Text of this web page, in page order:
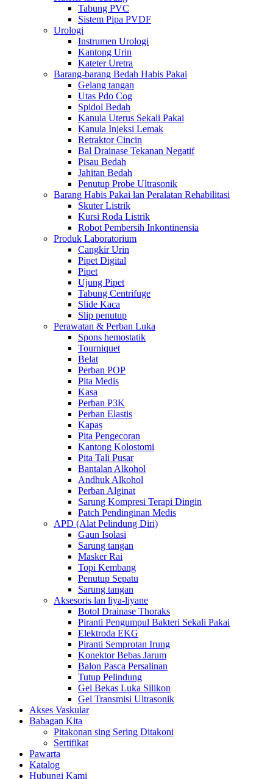
Tabung PVC
Sistem Pipa PVDF
Urologi
Instrumen Urologi
Kantong Urin
Kateter Uretra
Barang-barang Bedah Habis Pakai
Gelang tangan
Utas Pdo Cog
Spidol Bedah
Kanula Uterus Sekali Pakai
Kanula Injeksi Lemak
Retraktor Cincin
Bal Drainase Tekanan Negatif
Pisau Bedah
Jahitan Bedah
Penutup Probe Ultrasonik
Barang Habis Pakai lan Peralatan Rehabilitasi
Skuter Listrik
Kursi Roda Listrik
Robot Pembersih Inkontinensia
Produk Laboratorium
Cangkir Urin
Pipet Digital
Pipet
Ujung Pipet
Tabung Centrifuge
Slide Kaca
Slip penutup
Perawatan & Perban Luka
Spons hemostatik
Tourniquet
Belat
Perban POP
Pita Medis
Kasa
Perban P3K
Perban Elastis
Kapas
Pita Pengecoran
Kantong Kolostomi
Pita Tali Pusar
Bantalan Alkohol
Andhuk Alkohol
Perban Alginat
Sarung Kompresi Terapi Dingin
Patch Pendinginan Medis
APD (Alat Pelindung Diri)
Gaun Isolasi
Sarung tangan
Masker Rai
Topi Kembang
Penutup Sepatu
Sarung tangan
Aksesoris lan liya-liyane
Botol Drainase Thoraks
Piranti Pengumpul Bakteri Sekali Pakai
Elektroda EKG
Piranti Semprotan Irung
Konektor Bebas Jarum
Balon Pasca Persalinan
Tutup Pelindung
Gel Bekas Luka Silikon
Gel Transmisi Ultrasonik
Akses Vaskular
Babagan Kita
Pitakonan sing Sering Ditakoni
Sertifikat
Pawarta
Katalog
Hubungi Kami